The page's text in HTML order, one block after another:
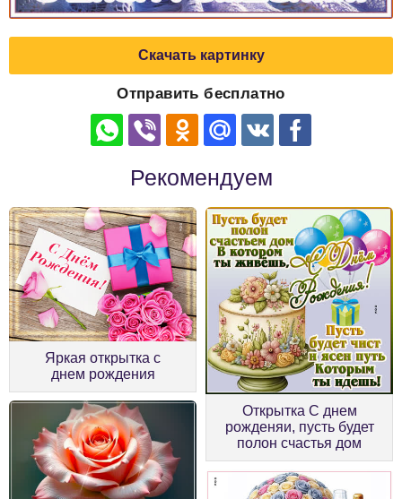
Скачать картинку
Отправить бесплатно
Рекомендуем
Яркая открытка с
днем рождения
Открытка С днем
рожденяи, пусть будет
полон счастья дом